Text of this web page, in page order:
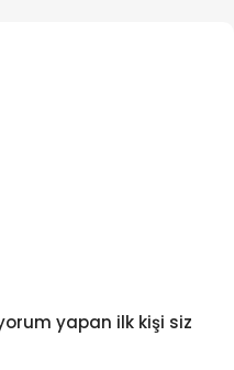
yapan ilk kişi siz